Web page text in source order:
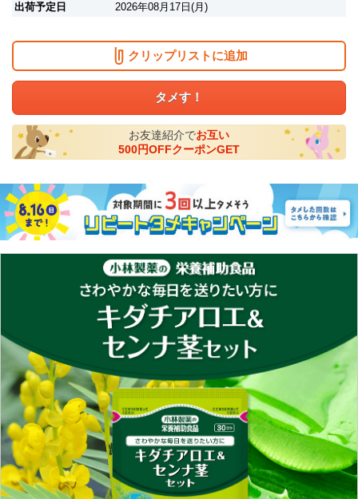
出荷予定日
2026年08月17日(月)
クリップリストに追加
タメす！
お友達紹介でお互い
500円OFFクーポンGET